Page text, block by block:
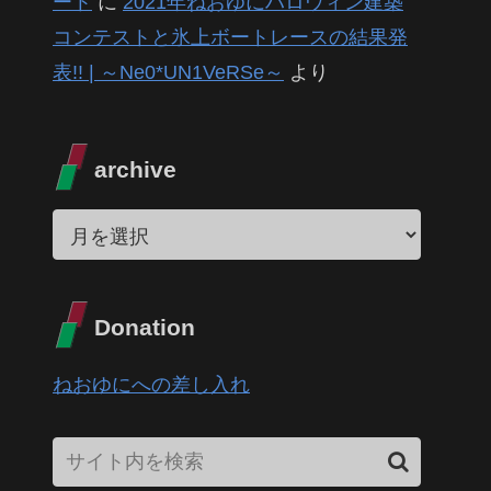
コンテストと氷上ボートレースの結果発
表!! | ～Ne0*UN1VeRSe～ より
archive
Donation
ねおゆにへの差し入れ